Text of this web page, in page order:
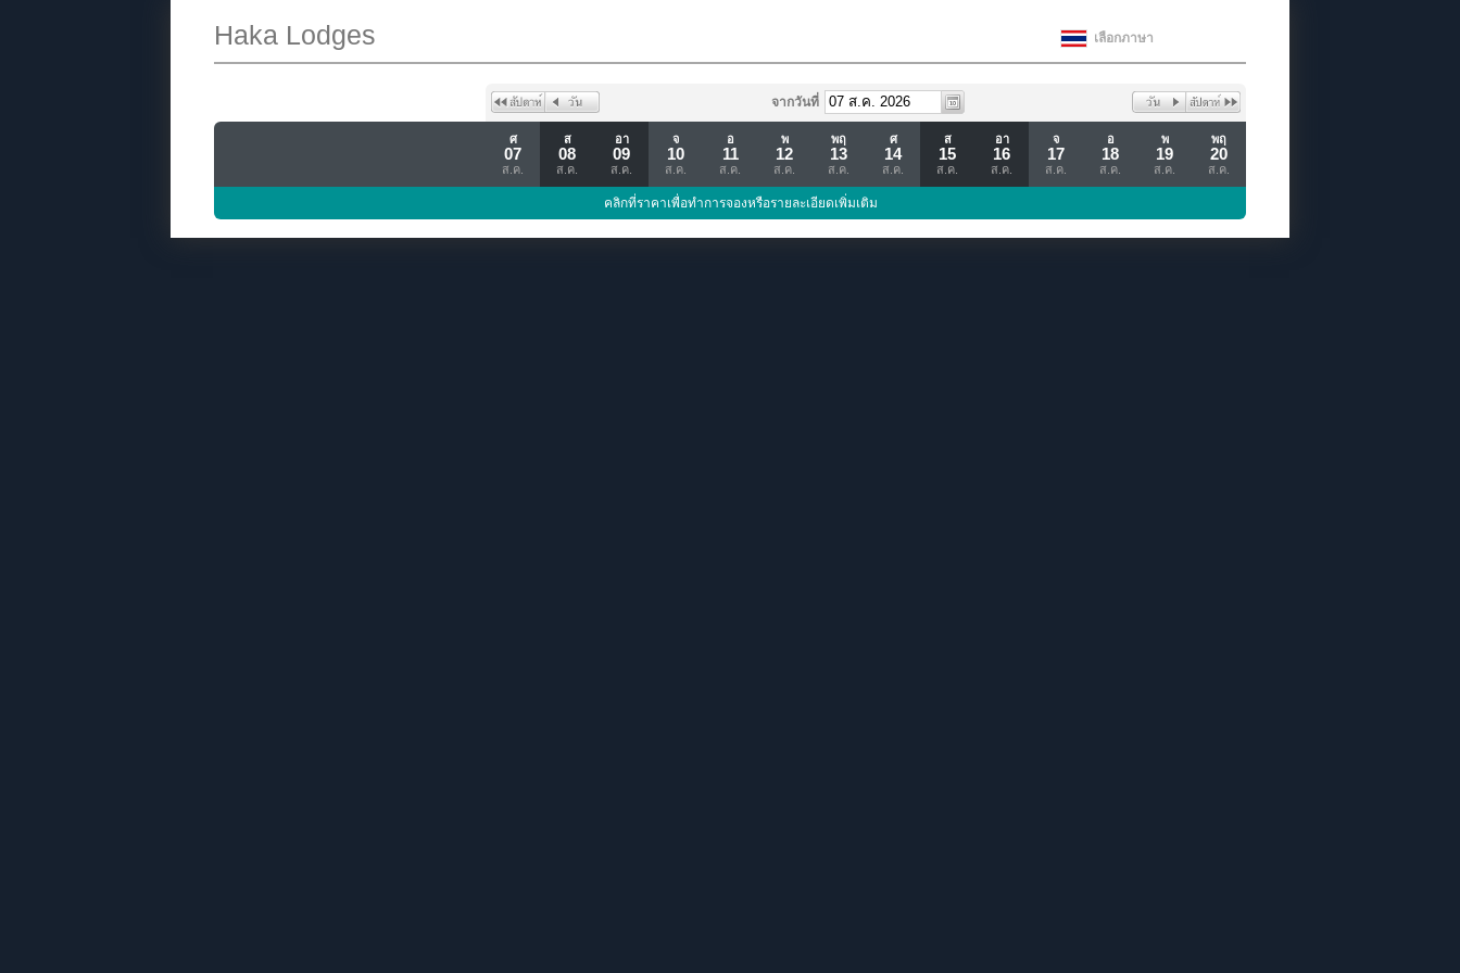
เลือกภาษา
Haka Lodges
จากวันที่
ศ
07
ส.ค.
ส
08
ส.ค.
อา
09
ส.ค.
จ
10
ส.ค.
อ
11
ส.ค.
พ
12
ส.ค.
พฤ
13
ส.ค.
ศ
14
ส.ค.
ส
15
ส.ค.
อา
16
ส.ค.
จ
17
ส.ค.
อ
18
ส.ค.
พ
19
ส.ค.
พฤ
20
ส.ค.
คลิกที่ราคาเพื่อทำการจองหรือรายละเอียดเพิ่มเติม